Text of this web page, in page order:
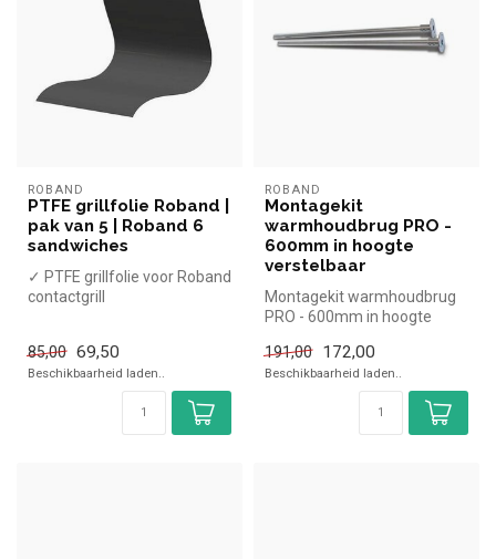
ROBAND
PTFE grillfolie Roband |
pak van 5 | Roband 6
sandwiches
✓ PTFE grillfolie voor Roband
contactgrill
85,00 69,50
Beschikbaarheid laden..
ROBAND
Montagekit
warmhoudbrug PRO -
600mm in hoogte
verstelbaar
Montagekit warmhoudbrug
PRO - 600mm in hoogte
kopen...
191,00 172,00
Beschikbaarheid laden..